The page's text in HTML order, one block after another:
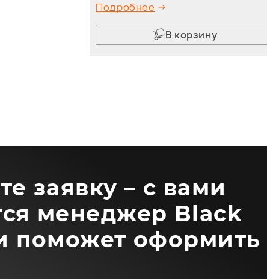
Подробнее
В корзину
заявку – с вами
менеджер Black
поможет оформить